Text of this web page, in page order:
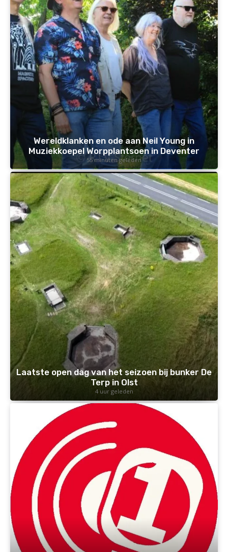
Wereldklanken en ode aan Neil Young in
Muziekkoepel Worpplantsoen in Deventer
55 minuten geleden
Laatste open dag van het seizoen bij bunker De
Terp in Olst
4 uur geleden